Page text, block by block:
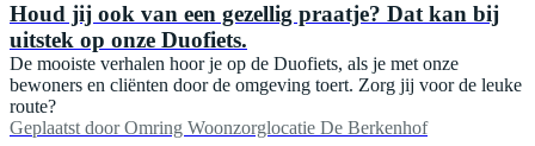
Houd jij ook van een gezellig praatje? Dat kan bij
uitstek op onze Duofiets.
De mooiste verhalen hoor je op de Duofiets, als je met onze
bewoners en cliënten door de omgeving toert. Zorg jij voor de leuke
route?
Geplaatst door Omring Woonzorglocatie De Berkenhof